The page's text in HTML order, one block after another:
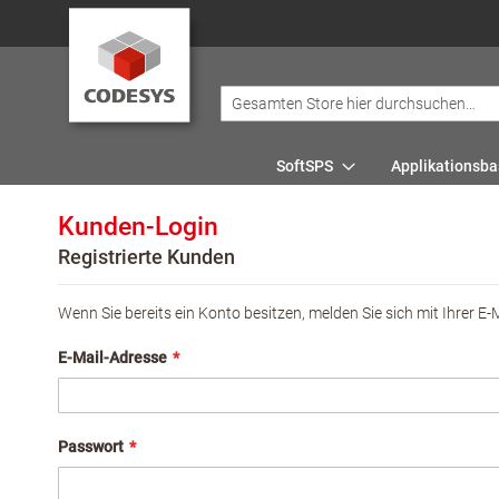
SoftSPS
Kunden-Login
Registrierte Kunden
Wenn Sie bereits ein Konto besitzen, melden Sie sich mit Ihrer E-
E-Mail-Adresse
Passwort